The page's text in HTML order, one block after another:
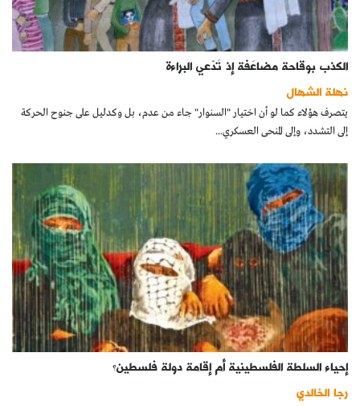
الكذب بوقاحة مضاعَفة إذ تَدّعي البراءة
نهلة الشهال
يتصرف هؤلاء كما لو أن اختيار "السنوار" جاء من عدم، بل وكدليل على جنوح الحركة
إلى التشدد، وإلى المنحى العسكري...
إحياء السلطة الفلسطينية أم إقامة دولة فلسطين؟
رجا الخالدي